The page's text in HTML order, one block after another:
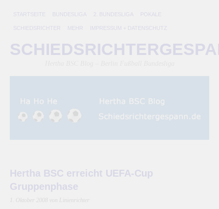
STARTSEITE BUNDESLIGA 2. BUNDESLIGA POKALE
SCHIEDSRICHTER MEHR IMPRESSUM + DATENSCHUTZ
Hertha BSC erreicht UEFA-Cup
Gruppenphase
1. Oktober 2008 von Linienrichter